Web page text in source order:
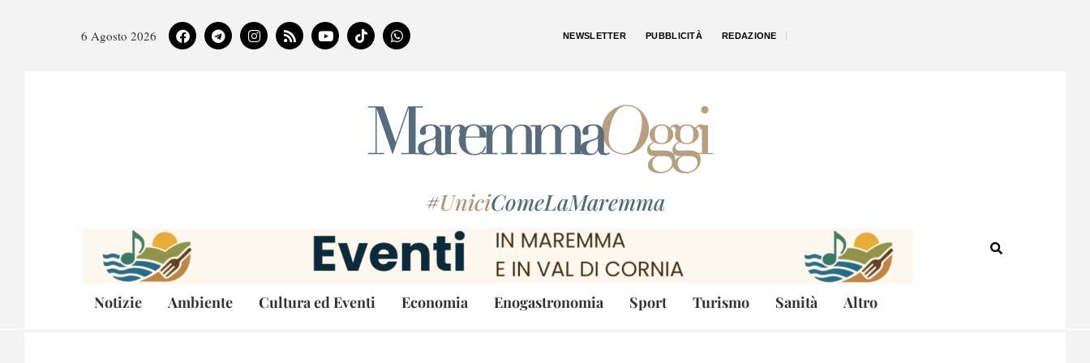
6 Agosto 2026 NEWSLETTER PUBBLICITÀ REDAZIONE
#UniciComeLaMaremma
Notizie Ambiente Cultura ed Eventi Economia Enogastronomia Sport Turismo Sanità Altro